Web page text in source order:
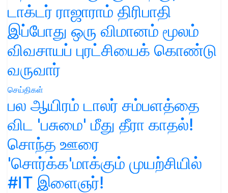
டாக்டர் ராஜாராம் திரிபாதி
இப்போது ஒரு விமானம் மூலம்
விவசாயப் புரட்சியைக் கொண்டு
வருவார்
செய்திகள்
பல ஆயிரம் டாலர் சம்பளத்தை
விட 'பசுமை' மீது தீரா காதல்!
சொந்த ஊரை
'சொர்க்க'மாக்கும் முயற்சியில்
#IT இளைஞர்!